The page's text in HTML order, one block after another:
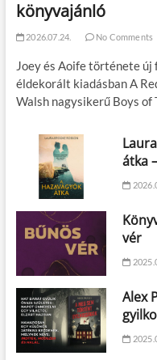
könyvajánló
2026.07.24. No Comments
Joey és Aoife története új
éldekorált kiadásban A
Walsh nagysikerű Boys of
átka
vér
Alex